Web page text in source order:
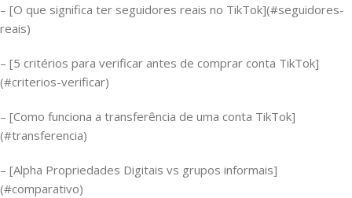
– [O que significa ter seguidores reais no TikTok](#seguidores-
reais)
– [5 critérios para verificar antes de comprar conta TikTok]
(#criterios-verificar)
– [Como funciona a transferência de uma conta TikTok]
(#transferencia)
– [Alpha Propriedades Digitais vs grupos informais]
(#comparativo)